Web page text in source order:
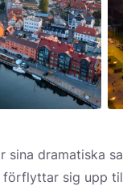
sina dramatiska
förflyttar sig upp